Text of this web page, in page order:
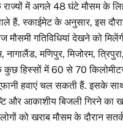
के राज्यों में अगले 48 घंटे मौसम के
हैं. स्काईमेट के अनुसार, इस
मौसमी गतिविधियां देखने को
नागालैंड, मणिपुर, मिजोरम,
कुछ हिस्सों में 60 से 70
हवाएं चल सकती हैं. इसके
और आकाशीय बिजली गिरने का
को खराब मौसम के दौरान